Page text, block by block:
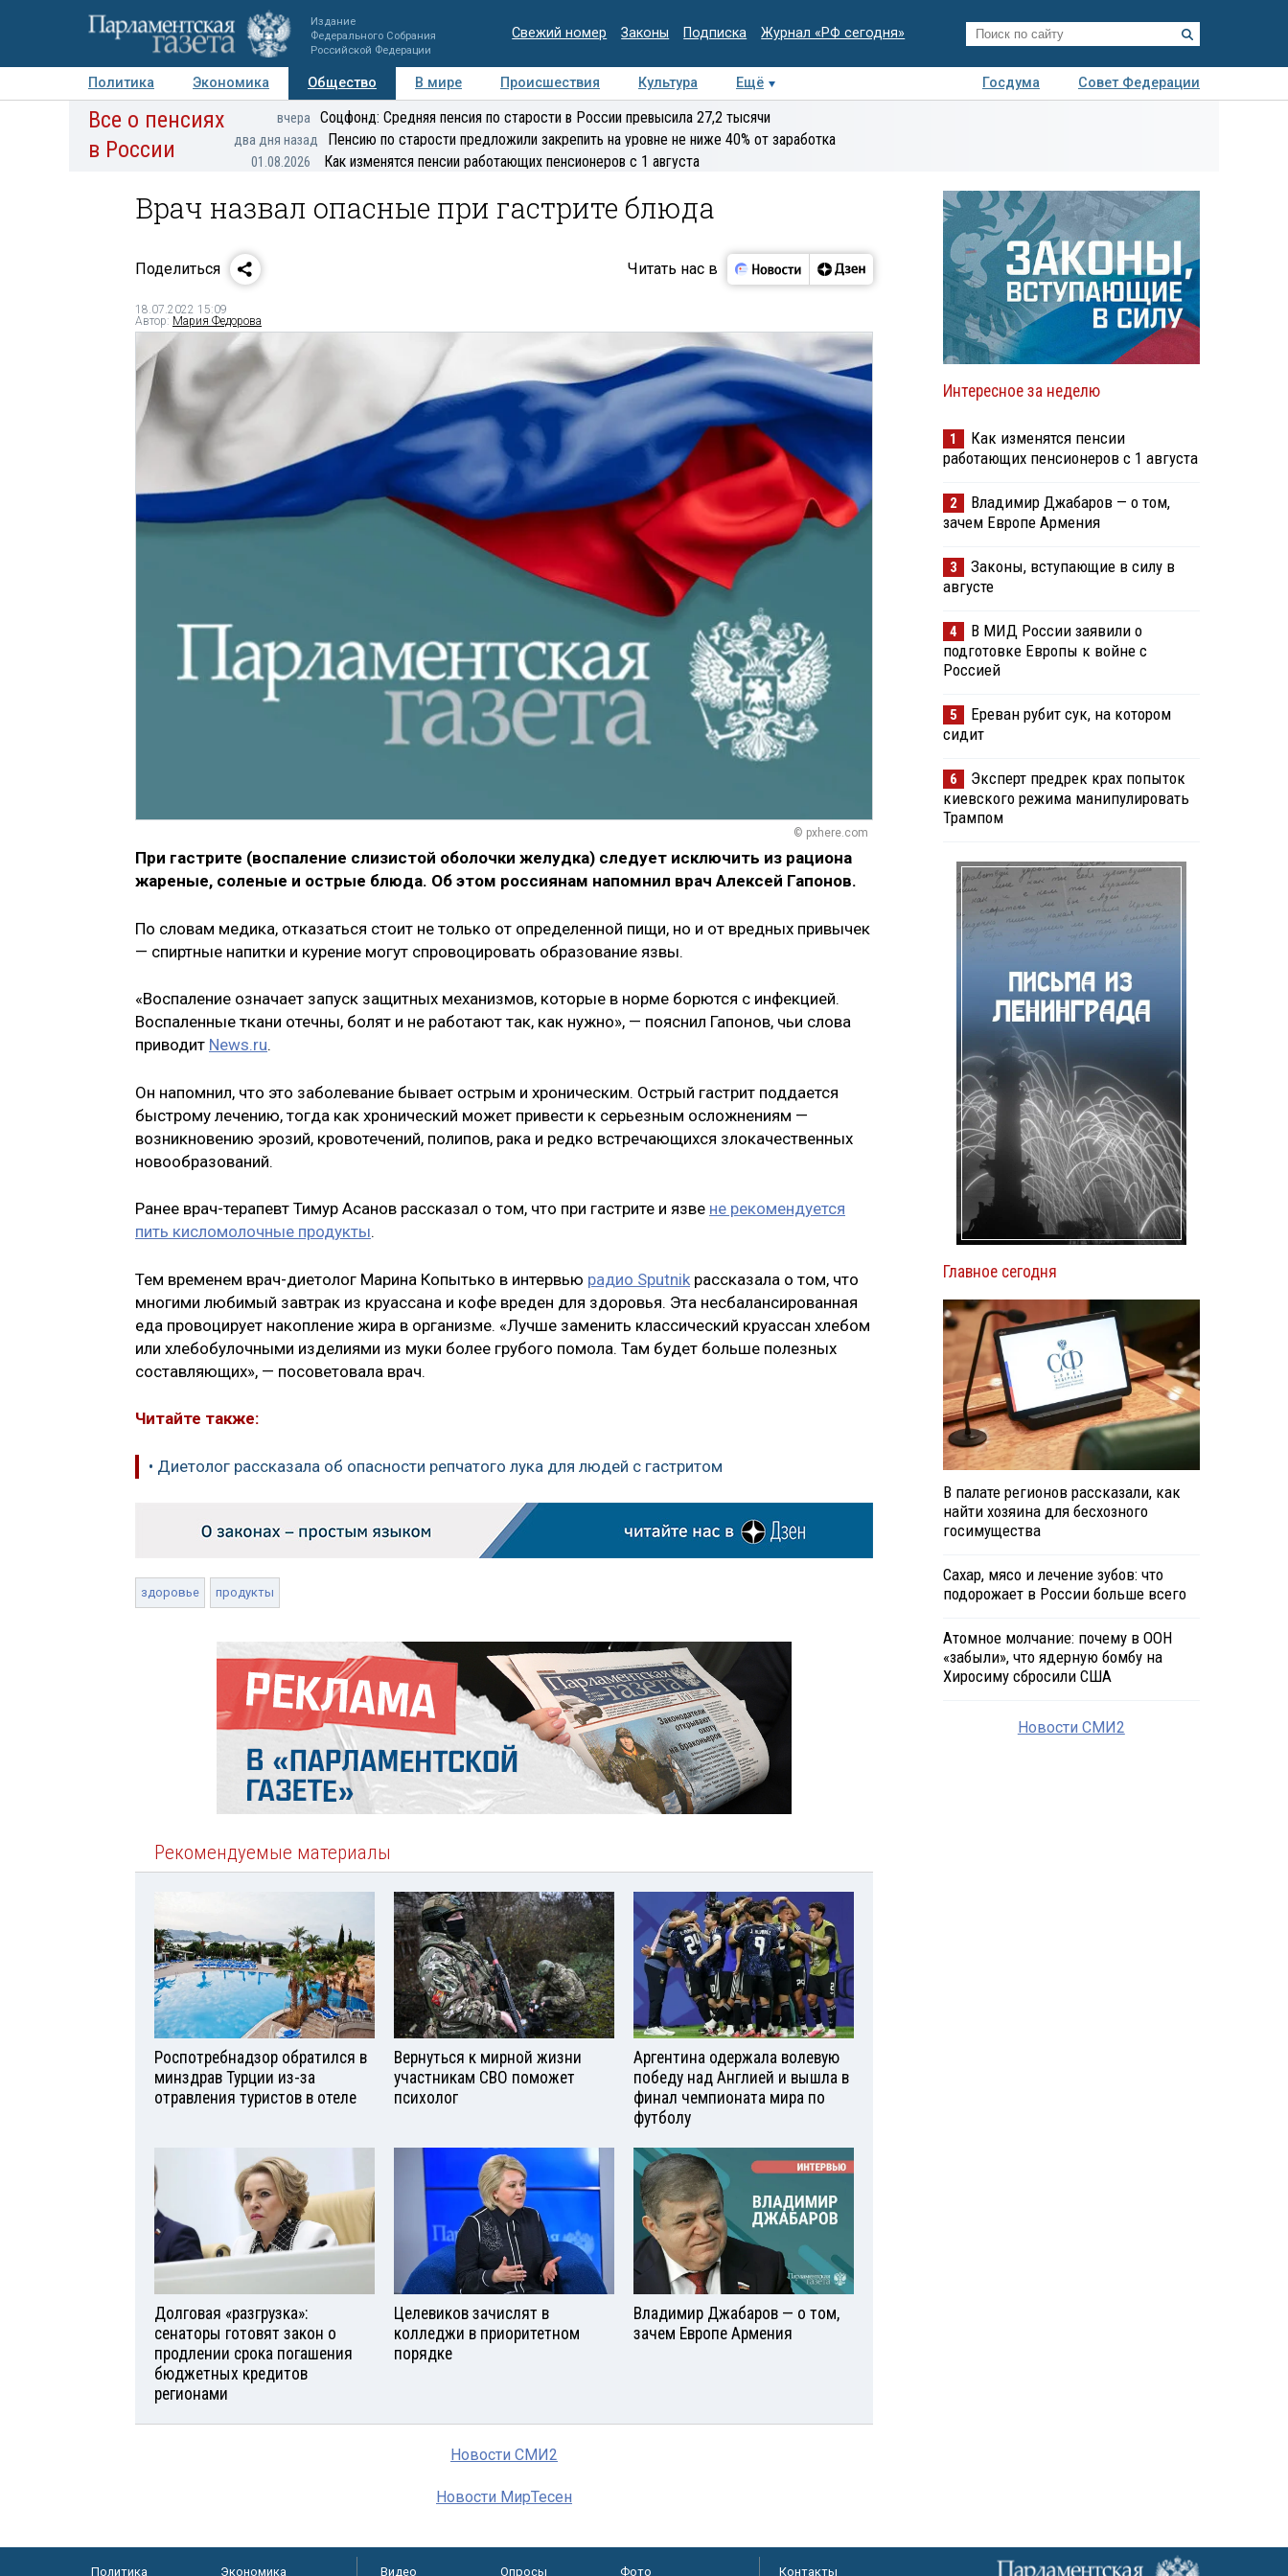
Издание
Федерального Собрания
Российской Федерации
Свежий номер Законы Подписка Журнал «РФ сегодня»
Политика Экономика Общество В мире Происшествия Культура Ещё Госдума
Совет Федерации
Авторы Персоны Мнения Регионы Медиацентр Интервью Колумнисты
экспертиза
Все о пенсиях
в России
вчера Соцфонд: Средняя пенсия по старости в России превысила 27,2 тысячи
два дня назад Пенсию по старости предложили закрепить на уровне не ниже 40% от заработка
01.08.2026 Как изменятся пенсии работающих пенсионеров с 1 августа
Врач назвал опасные при гастрите блюда
Поделиться Читать нас в
18.07.2022 15:09
Автор: Мария Федорова
© pxhere.com
При гастрите (воспаление слизистой оболочки желудка) следует исключить из рациона
жареные, соленые и острые блюда. Об этом россиянам напомнил врач Алексей Гапонов.
По словам медика, отказаться стоит не только от определенной пищи, но и от вредных привычек
— спиртные напитки и курение могут спровоцировать образование язвы.
«Воспаление означает запуск защитных механизмов, которые в норме борются с инфекцией.
Воспаленные ткани отечны, болят и не работают так, как нужно», — пояснил Гапонов, чьи слова
приводит News.ru.
Он напомнил, что это заболевание бывает острым и хроническим. Острый гастрит поддается
быстрому лечению, тогда как хронический может привести к серьезным осложнениям —
возникновению эрозий, кровотечений, полипов, рака и редко встречающихся злокачественных
новообразований.
Ранее врач-терапевт Тимур Асанов рассказал о том, что при гастрите и язве не рекомендуется
пить кисломолочные продукты.
Тем временем врач-диетолог Марина Копытько в интервью радио Sputnik рассказала о том, что
многими любимый завтрак из круассана и кофе вреден для здоровья. Эта несбалансированная
еда провоцирует накопление жира в организме. «Лучше заменить классический круассан хлебом
или хлебобулочными изделиями из муки более грубого помола. Там будет больше полезных
составляющих», — посоветовала врач.
Читайте также:
• Диетолог рассказала об опасности репчатого лука для людей с гастритом
здоровье продукты
Рекомендуемые материалы
Роспотребнадзор обратился в
минздрав Турции из-за
отравления туристов в отеле
Вернуться к мирной жизни
участникам СВО поможет
психолог
Аргентина одержала волевую
победу над Англией и вышла в
финал чемпионата мира по
футболу
Долговая «разгрузка»:
сенаторы готовят закон о
продлении срока погашения
бюджетных кредитов
регионами
Целевиков зачислят в
колледжи в приоритетном
порядке
Владимир Джабаров — о том,
зачем Европе Армения
Новости СМИ2
Новости МирТесен
Интересное за неделю
1
Как изменятся пенсии
работающих пенсионеров с 1 августа
2
Владимир Джабаров — о том,
зачем Европе Армения
3
Законы, вступающие в силу в
августе
4
В МИД России заявили о
подготовке Европы к войне с
Россией
5
Ереван рубит сук, на котором
сидит
6
Эксперт предрек крах попыток
киевского режима манипулировать
Трампом
Главное сегодня
В палате регионов рассказали, как
найти хозяина для бесхозного
госимущества
Сахар, мясо и лечение зубов: что
подорожает в России больше всего
Атомное молчание: почему в ООН
«забыли», что ядерную бомбу на
Хиросиму сбросили США
Новости СМИ2
Политика Экономика Видео Опросы Фото Контакты